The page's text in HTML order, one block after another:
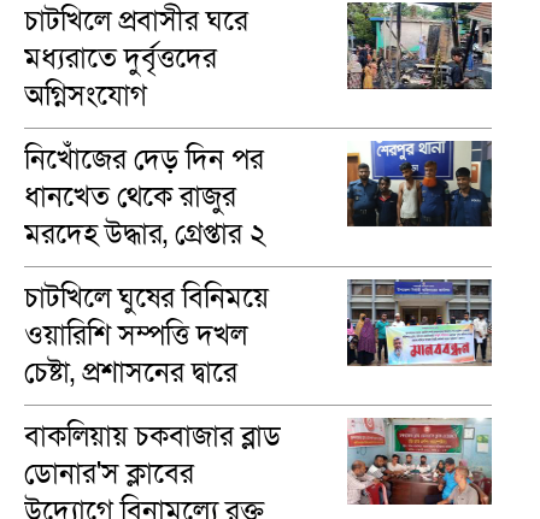
চাটখিলে প্রবাসীর ঘরে
মধ্যরাতে দুর্বৃত্তদের
অগ্নিসংযোগ
নিখোঁজের দেড় দিন পর
ধানখেত থেকে রাজুর
মরদেহ উদ্ধার, গ্রেপ্তার ২
চাটখিলে ঘুষের বিনিময়ে
ওয়ারিশি সম্পত্তি দখল
চেষ্টা, প্রশাসনের দ্বারে
ভুক্তভোগীরা
বাকলিয়ায় চকবাজার ব্লাড
ডোনার'স ক্লাবের
উদ্যোগে বিনামূল্যে রক্ত